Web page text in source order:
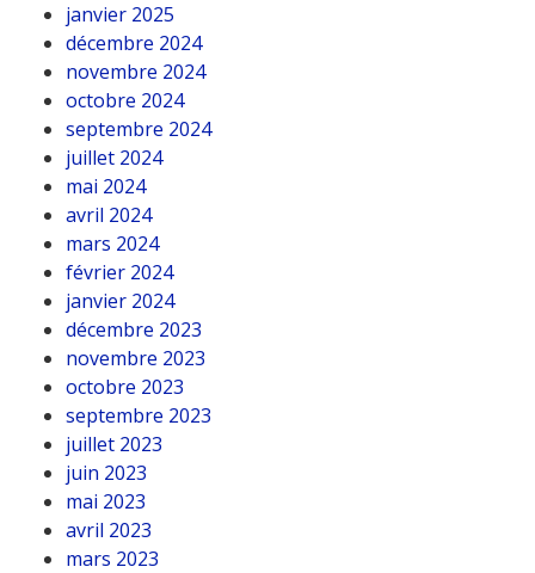
janvier 2025
décembre 2024
novembre 2024
octobre 2024
septembre 2024
juillet 2024
mai 2024
avril 2024
mars 2024
février 2024
janvier 2024
décembre 2023
novembre 2023
octobre 2023
septembre 2023
juillet 2023
juin 2023
mai 2023
avril 2023
mars 2023